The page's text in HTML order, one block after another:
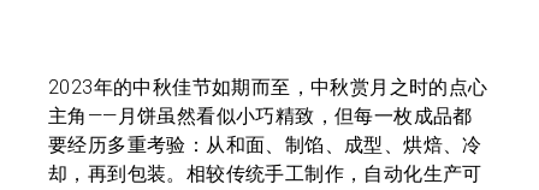
2023年的中秋佳节如期而至，中秋赏月之时的点心
主角——月饼虽然看似小巧精致，但每一枚成品都
要经历多重考验：从和面、制馅、成型、烘焙、冷
却，再到包装。相较传统手工制作，自动化生产可